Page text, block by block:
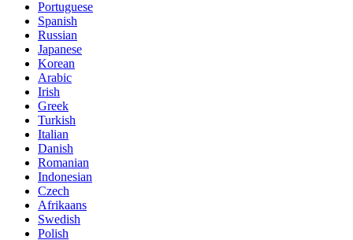
Portuguese
Spanish
Russian
Japanese
Korean
Arabic
Irish
Greek
Turkish
Italian
Danish
Romanian
Indonesian
Czech
Afrikaans
Swedish
Polish